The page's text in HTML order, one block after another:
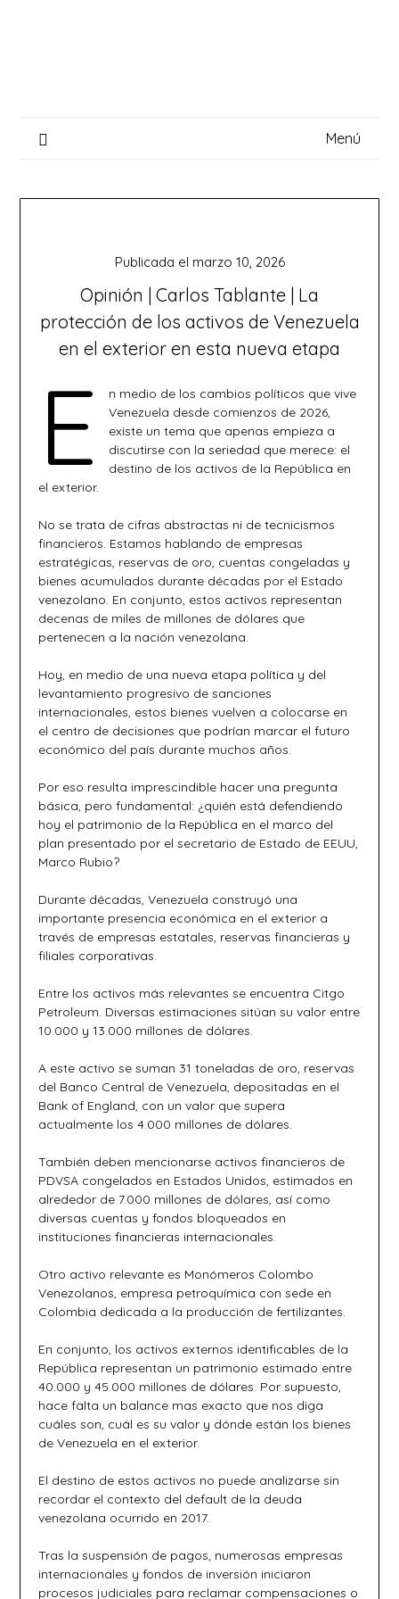
Menú
Opinión | Carlos Tablante | La
protección de los activos de Venezuela
en el exterior en esta nueva etapa
Publicada el marzo 10, 2026
E
n medio de los cambios políticos que vive
Venezuela desde comienzos de 2026,
existe un tema que apenas empieza a
discutirse con la seriedad que merece: el
destino de los activos de la República en
el exterior.
No se trata de cifras abstractas ni de tecnicismos
financieros. Estamos hablando de empresas
estratégicas, reservas de oro, cuentas congeladas y
bienes acumulados durante décadas por el Estado
venezolano. En conjunto, estos activos representan
decenas de miles de millones de dólares que
pertenecen a la nación venezolana.
Hoy, en medio de una nueva etapa política y del
levantamiento progresivo de sanciones
internacionales, estos bienes vuelven a colocarse en
el centro de decisiones que podrían marcar el futuro
económico del país durante muchos años.
Por eso resulta imprescindible hacer una pregunta
básica, pero fundamental: ¿quién está defendiendo
hoy el patrimonio de la República en el marco del
plan presentado por el secretario de Estado de EEUU,
Marco Rubio?
Durante décadas, Venezuela construyó una
importante presencia económica en el exterior a
través de empresas estatales, reservas financieras y
filiales corporativas.
Entre los activos más relevantes se encuentra Citgo
Petroleum. Diversas estimaciones sitúan su valor entre
10.000 y 13.000 millones de dólares.
A este activo se suman 31 toneladas de oro, reservas
del Banco Central de Venezuela, depositadas en el
Bank of England, con un valor que supera
actualmente los 4.000 millones de dólares.
También deben mencionarse activos financieros de
PDVSA congelados en Estados Unidos, estimados en
alrededor de 7.000 millones de dólares, así como
diversas cuentas y fondos bloqueados en
instituciones financieras internacionales.
Otro activo relevante es Monómeros Colombo
Venezolanos, empresa petroquímica con sede en
Colombia dedicada a la producción de fertilizantes.
En conjunto, los activos externos identificables de la
República representan un patrimonio estimado entre
40.000 y 45.000 millones de dólares. Por supuesto,
hace falta un balance mas exacto que nos diga
cuáles son, cuál es su valor y dónde están los bienes
de Venezuela en el exterior.
El destino de estos activos no puede analizarse sin
recordar el contexto del default de la deuda
venezolana ocurrido en 2017.
Tras la suspensión de pagos, numerosas empresas
internacionales y fondos de inversión iniciaron
procesos judiciales para reclamar compensaciones o